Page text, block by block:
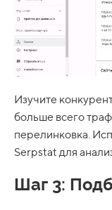
Изучите
больше всего
перелинковка.
Serpstat для
Шаг 3: